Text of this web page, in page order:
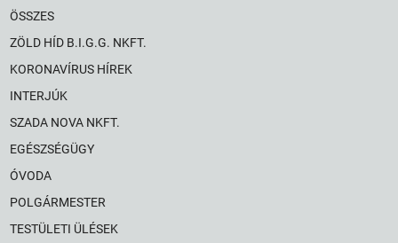
ÖSSZES
ZÖLD HÍD B.I.G.G. NKFT.
KORONAVÍRUS HÍREK
INTERJÚK
SZADA NOVA NKFT.
EGÉSZSÉGÜGY
ÓVODA
POLGÁRMESTER
TESTÜLETI ÜLÉSEK